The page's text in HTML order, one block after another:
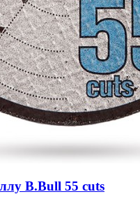
B.Bull 55 cuts